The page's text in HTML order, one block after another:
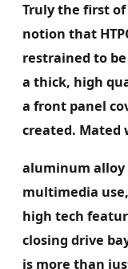
Truly the first
notion that
restrained to
a thick, high
a front panel
created. Mated
aluminum alloy
multimedia
high tech
closing drive
is more than